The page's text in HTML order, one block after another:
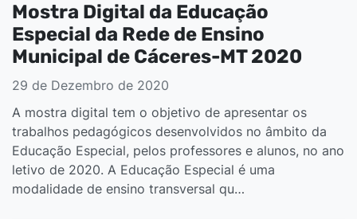
Mostra Digital da Educação
Especial da Rede de Ensino
Municipal de Cáceres-MT 2020
29 de Dezembro de 2020
A mostra digital tem o objetivo de apresentar os
trabalhos pedagógicos desenvolvidos no âmbito da
Educação Especial, pelos professores e alunos, no ano
letivo de 2020. A Educação Especial é uma
modalidade de ensino transversal qu…